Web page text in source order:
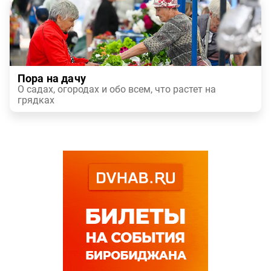
Пора на дачу
О садах, огородах и обо всем, что растет на
грядках